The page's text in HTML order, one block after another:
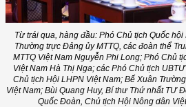
Từ trái qua, hàng đầu: Phó Chủ tịch Quốc
Thường trực Đảng ủy MTTQ, các đoàn thể
MTTQ Việt Nam Nguyễn Phi Long; Phó Chủ
Việt Nam Hà Thị Nga; các Phó Chủ tịch
Chủ tịch Hội LHPN Việt Nam; Bế Xuân
Việt Nam; Bùi Quang Huy, Bí thư Thứ nhất TƯ
Quốc Đoàn, Chủ tịch Hội Nông dân